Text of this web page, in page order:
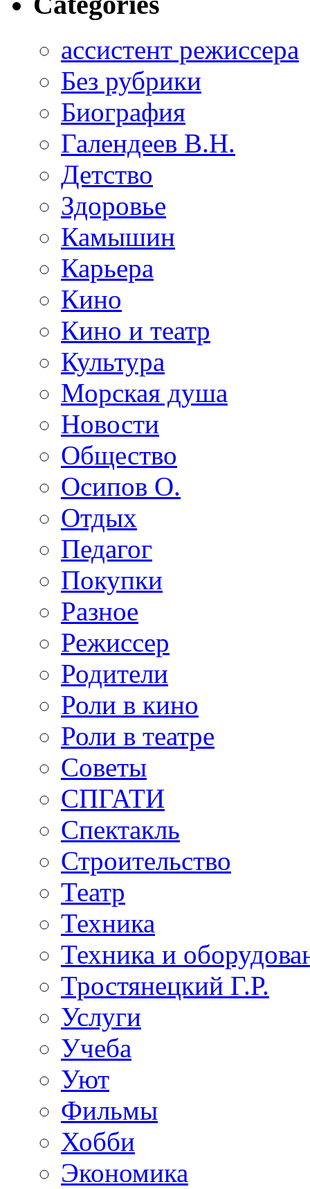
ассистент режиссера
Без рубрики
Биография
Галендеев В.Н.
Детство
Здоровье
Камышин
Карьера
Кино
Кино и театр
Культура
Морская душа
Новости
Общество
Осипов О.
Отдых
Педагог
Покупки
Разное
Режиссер
Родители
Роли в кино
Роли в театре
Советы
СПГАТИ
Спектакль
Строительство
Театр
Техника
Техника и
Тростянецкий Г.Р.
Услуги
Учеба
Уют
Фильмы
Хобби
Экономика